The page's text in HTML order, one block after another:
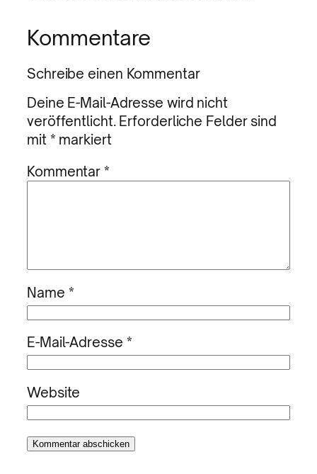
Kommentare
Schreibe einen Kommentar
Deine E-Mail-Adresse wird nicht
veröffentlicht. Erforderliche Felder sind
mit * markiert
Kommentar*
Name *
E-Mail-Adresse *
Website